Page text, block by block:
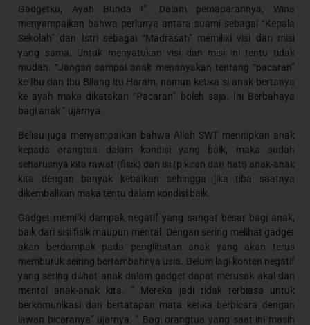
Gadgetku, Ayah Bunda !”. Dalam pemaparannya, Wina
menyampaikan bahwa perlunya antara suami sebagai “Kepala
Sekolah” dan Istri sebagai “Madrasah” memiliki visi dan misi
yang sama. Untuk menyatukan visi dan misi ini tentu tidak
mudah. “Jangan sampai anak menanyakan tentang “pacaran”
ke Ibu dan Ibu Bilang itu Haram, namun ketika si anak bertanya
ke ayah maka dikatakan “Pacaran” boleh saja. Ini Berbahaya
bagi anak ” ujarnya.
Beliau juga menyampaikan bahwa Allah SWT menitipkan anak
kepada orangtua dalam kondisi yang baik, maka sudah
seharusnya kita rawat (fisik) dan isi (pikiran dan hati) anak-anak
kita dengan banyak kebaikan sehingga jika tiba saatnya
dikembalikan maka tentu dalam kondisi baik.
Gadget memilki dampak negatif yang sangat besar bagi anak,
baik dari sisi fisik maupun mental. Dengan sering melihat gadget
akan berdampak pada penglihatan anak yang akan terus
memburuk seiring bertambahnya usia. Belum lagi konten negatif
yang sering dilihat anak dalam gadget dapat merusak akal dan
mental anak-anak kita. ” Mereka jadi tidak terbiasa untuk
berkomunikasi dan bertatapan mata ketika berbicara dengan
lawan bicaranya” ujarnya. ” Bagi orangtua yang saat ini masih